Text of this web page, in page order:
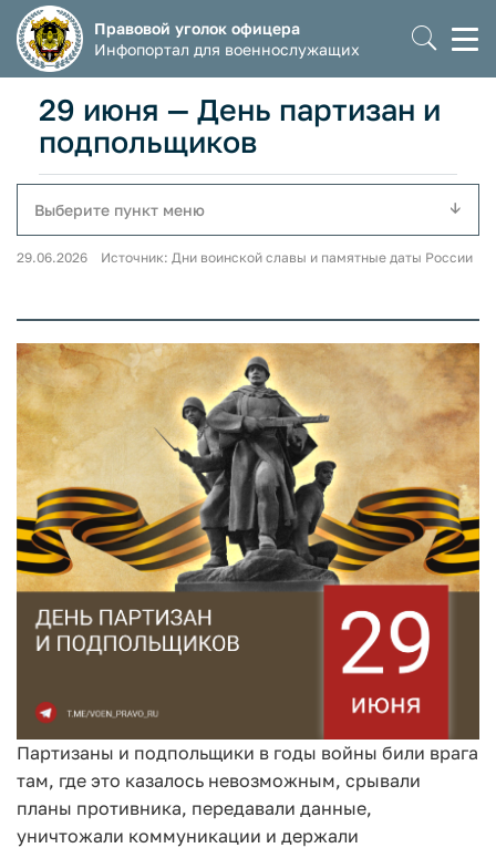
Правовой уголок офицера
Инфопортал для военнослужащих
29 июня — День партизан и
подпольщиков
Выберите пункт меню
29.06.2026 Источник: Дни воинской славы и памятные даты России
Партизаны и подпольщики в годы войны били врага
там, где это казалось невозможным, срывали
планы противника, передавали данные,
уничтожали коммуникации и держали